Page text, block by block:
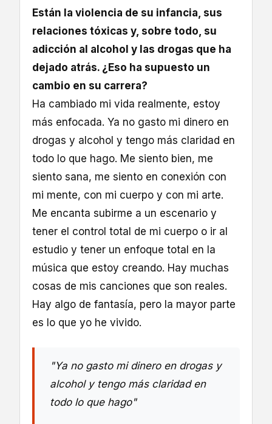
Están la violencia de su infancia, sus
relaciones tóxicas y, sobre todo, su
adicción al alcohol y las drogas que ha
dejado atrás. ¿Eso ha supuesto un
cambio en su carrera?
Ha cambiado mi vida realmente, estoy
más enfocada. Ya no gasto mi dinero en
drogas y alcohol y tengo más claridad en
todo lo que hago. Me siento bien, me
siento sana, me siento en conexión con
mi mente, con mi cuerpo y con mi arte.
Me encanta subirme a un escenario y
tener el control total de mi cuerpo o ir al
estudio y tener un enfoque total en la
música que estoy creando. Hay muchas
cosas de mis canciones que son reales.
Hay algo de fantasía, pero la mayor parte
es lo que yo he vivido.
"Ya no gasto mi dinero en drogas y
alcohol y tengo más claridad en
todo lo que hago"